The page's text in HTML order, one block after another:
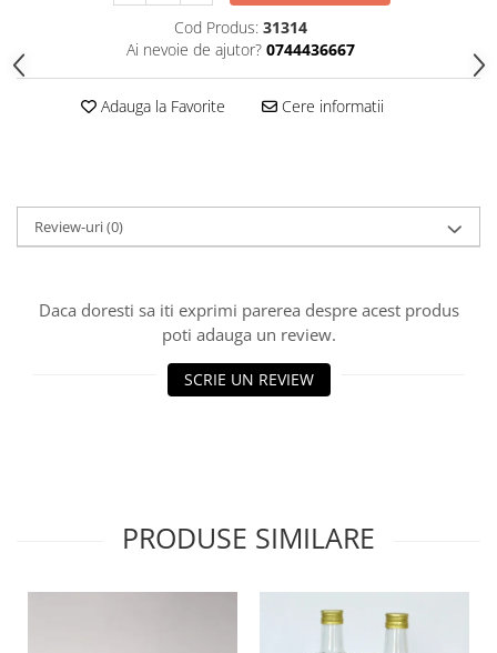
Cod Produs: 31314
Ai nevoie de ajutor? 0744436667
Adauga la Favorite Cere informatii
Review-uri(0)
Daca doresti sa iti exprimi parerea despre acest produs
poti adauga un review.
SCRIE UN REVIEW
PRODUSE SIMILARE